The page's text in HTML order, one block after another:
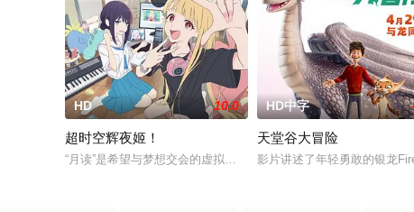
HD 10.0
超时空辉夜姬！
“月读”是希望与梦想交会的虚拟空间，而舞台幕布将缓缓升起，
HD中字
天堂谷大冒险
影片讲述了年轻勇敢的银龙